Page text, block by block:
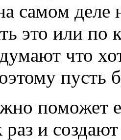
самом деле
это или по
что
пусть
поможет
раз и